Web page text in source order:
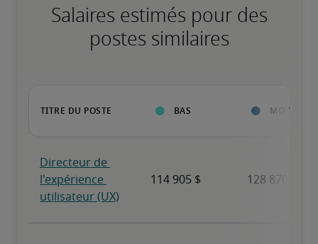
Salaires estimés pour des
postes similaires